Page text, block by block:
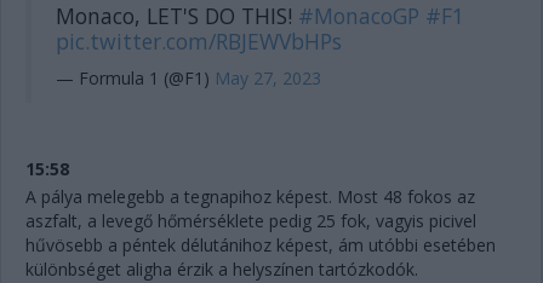
Monaco, LET'S DO THIS! #MonacoGP #F1
pic.twitter.com/RBJEWVbHPs
— Formula 1 (@F1) May 27, 2023
15:58
A pálya melegebb a tegnapihoz képest. Most 48 fokos az
aszfalt, a levegő hőmérséklete pedig 25 fok, vagyis picivel
hűvösebb a péntek délutánihoz képest, ám utóbbi esetében
különbséget aligha érzik a helyszínen tartózkodók.